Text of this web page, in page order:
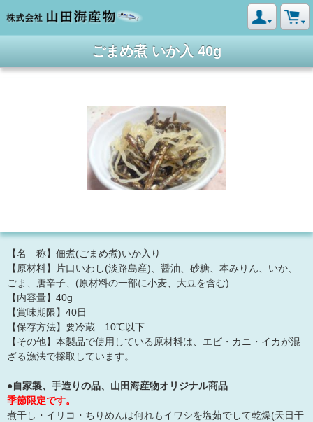
ごまめ煮 いか入 40g
【名 称】佃煮(ごまめ煮)いか入り
【原材料】片口いわし(淡路島産)、醤油、砂糖、本みりん、いか、
ごま、唐辛子、(原材料の一部に小麦、大豆を含む)
【内容量】40g
【賞味期限】40日
【保存方法】要冷蔵 10℃以下
【その他】本製品で使用している原材料は、エビ・カニ・イカが混
ざる漁法で採取しています。
●自家製、手造りの品、山田海産物オリジナル商品
季節限定です。
煮干し・イリコ・ちりめんは何れもイワシを塩茹でして乾燥(天日干